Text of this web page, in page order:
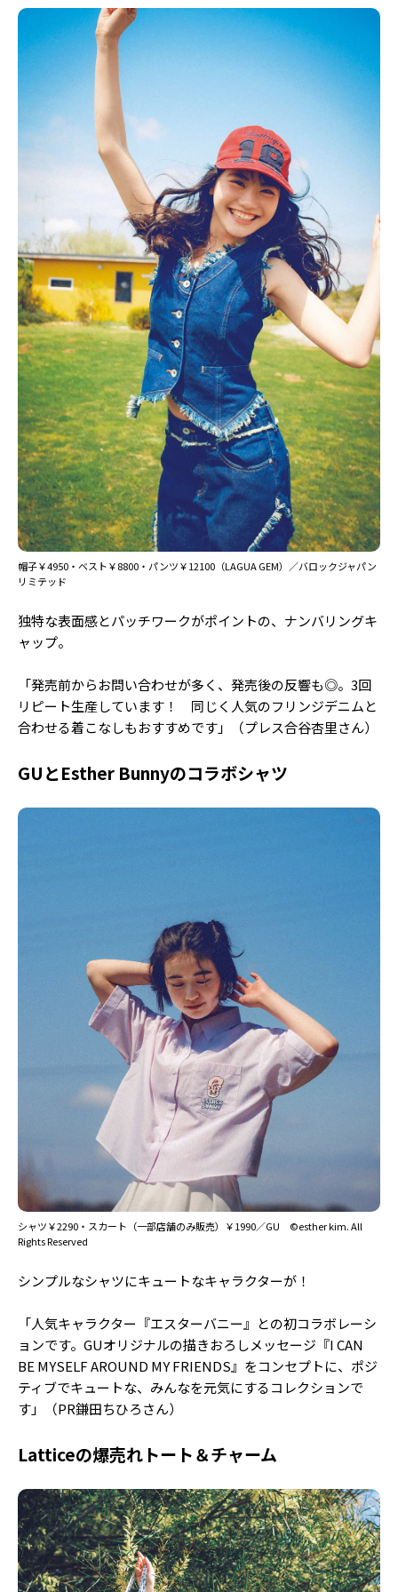
帽子￥4950・ベスト￥8800・パンツ￥12100（LAGUA GEM）／バロックジャパン
リミテッド
独特な表面感とパッチワークがポイントの、ナンバリングキ
ャップ。
「発売前からお問い合わせが多く、発売後の反響も◎。3回
リピート生産しています！ 同じく人気のフリンジデニムと
合わせる着こなしもおすすめです」（プレス合谷杏里さん）
GUとEsther Bunnyのコラボシャツ
シャツ￥2290・スカート（一部店舗のみ販売）￥1990／GU ©esther kim. All
Rights Reserved
シンプルなシャツにキュートなキャラクターが！
「人気キャラクター『エスターバニー』との初コラボレーシ
ョンです。GUオリジナルの描きおろしメッセージ『I CAN
BE MYSELF AROUND MY FRIENDS』をコンセプトに、ポジ
ティブでキュートな、みんなを元気にするコレクションで
す」（PR鎌田ちひろさん）
Latticeの爆売れトート＆チャーム